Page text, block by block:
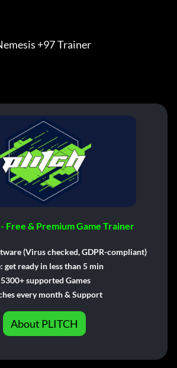
+97 Trainer
Free & Premium Game Trainer
(Virus checked, GDPR-compliant)
get ready in less than 5 min
supported Games
every month & Support
About PLITCH